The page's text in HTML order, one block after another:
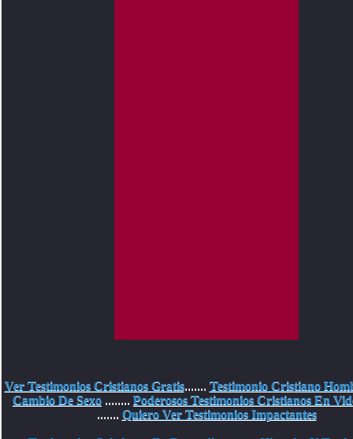
Ver Testimonios Cristianos Gratis....... Testimonio Cristiano
Cambio De Sexo ........ Poderosos Testimonios Cristianos En
....... Quiero Ver Testimonios Impactantes